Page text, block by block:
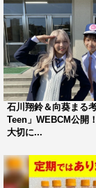
ウイングのティ
部員に就任致し
Teenならではの
伝えられること
Teen」の下着の
う、精一杯頑張
向葵まる コメ
石川翔鈴＆向葵まる
Teen」WEBCM公開
大切に...